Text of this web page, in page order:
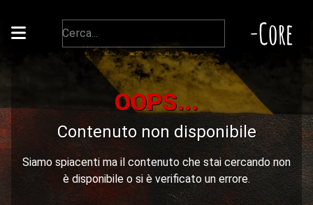
-Core
OOPS...
Contenuto non disponibile
Siamo spiacenti ma il contenuto che stai cercando non
è disponibile o si è verificato un errore.